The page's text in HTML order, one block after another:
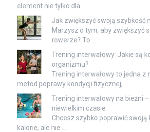
element nie tylko dla …
Jak zwiększyć swoją szybkość
Marzysz o tym, aby zwiększyć
rowerze? To …
Trening interwałowy: Jakie są
organizmu?
Trening interwałowy to jedna z
metod poprawy kondycji fizycznej, …
Trening interwałowy na bieżni
niewielkim czasie
Chcesz szybko poprawić swoją
kalorie, ale nie …